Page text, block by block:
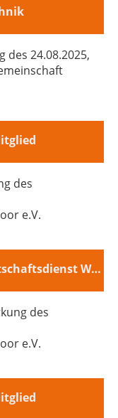
des 24.08.2025,
des
e.V.
Ambulanter Pflege und Hauswirtschaftsdienst Wiesmoor
des
e.V.